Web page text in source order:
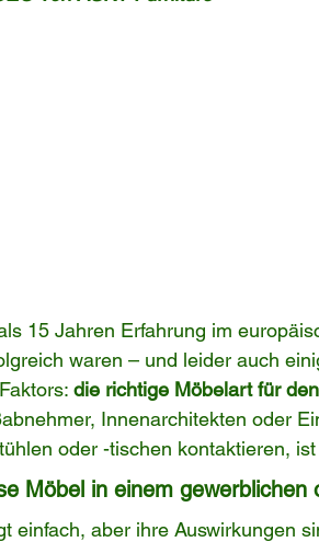
15 Jahren Erfahrung im
waren – und leider auch
die richtige Möbelart für
Innenarchitekten oder
oder -tischen kontaktieren,
Möbel in einem
einfach, aber ihre Auswirkungen